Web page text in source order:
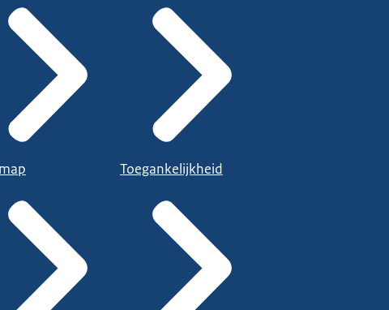
Toegankelijkheid